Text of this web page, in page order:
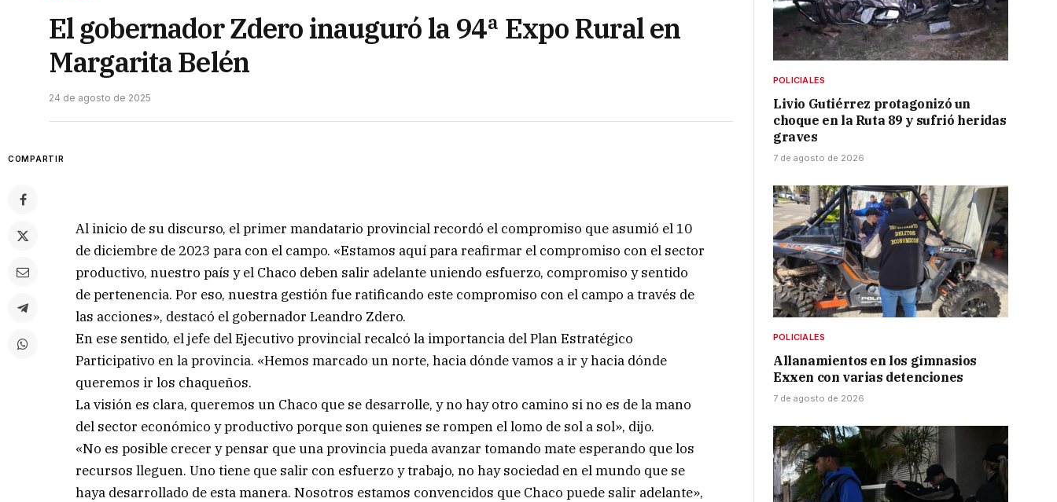
El gobernador Zdero inauguró la 94ª Expo Rural en
Margarita Belén
24 de agosto de 2025
COMPARTIR
Al inicio de su discurso, el primer mandatario provincial recordó el compromiso que asumió el 10
de diciembre de 2023 para con el campo. «Estamos aquí para reafirmar el compromiso con el sector
productivo, nuestro país y el Chaco deben salir adelante uniendo esfuerzo, compromiso y sentido
de pertenencia. Por eso, nuestra gestión fue ratificando este compromiso con el campo a través de
las acciones», destacó el gobernador Leandro Zdero.
En ese sentido, el jefe del Ejecutivo provincial recalcó la importancia del Plan Estratégico
Participativo en la provincia. «Hemos marcado un norte, hacia dónde vamos a ir y hacia dónde
queremos ir los chaqueños.
La visión es clara, queremos un Chaco que se desarrolle, y no hay otro camino si no es de la mano
del sector económico y productivo porque son quienes se rompen el lomo de sol a sol», dijo.
«No es posible crecer y pensar que una provincia pueda avanzar tomando mate esperando que los
recursos lleguen. Uno tiene que salir con esfuerzo y trabajo, no hay sociedad en el mundo que se
haya desarrollado de esta manera. Nosotros estamos convencidos que Chaco puede salir adelante»,
POLICIALES
Livio Gutiérrez protagonizó un
choque en la Ruta 89 y sufrió heridas
graves
7 de agosto de 2026
POLICIALES
Allanamientos en los gimnasios
Exxen con varias detenciones
7 de agosto de 2026